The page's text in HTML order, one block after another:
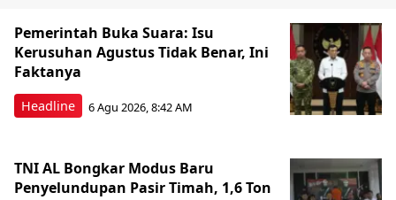
Headline
Pemerintah Buka Suara: Isu
Kerusuhan Agustus Tidak Benar, Ini
Faktanya
6 Agu 2026, 8:42 AM
TNI AL Bongkar Modus Baru
Penyelundupan Pasir Timah, 1,6 Ton